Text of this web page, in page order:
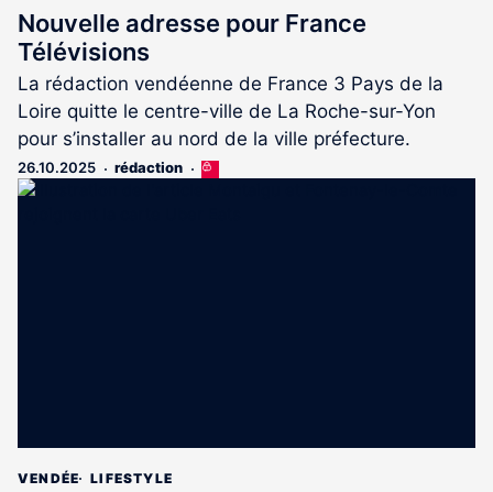
Nouvelle adresse pour France
Télévisions
La rédaction vendéenne de France 3 Pays de la
Loire quitte le centre-ville de La Roche-sur-Yon
pour s’installer au nord de la ville préfecture.
26.10.2025 rédaction
Cet
VENDÉE LIFESTYLE